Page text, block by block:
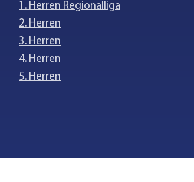
1. Herren Regionalliga
2. Herren
3. Herren
4. Herren
5. Herren